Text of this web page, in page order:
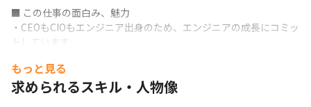
■ この仕事の面白み、魅力
・CEOもCIOもエンジニア出身のため、エンジニアの成長にコミッ
トしています
うスキルを身につけたいかを議論し
業務をアサインします
もっと見る
求められるスキル・人物像